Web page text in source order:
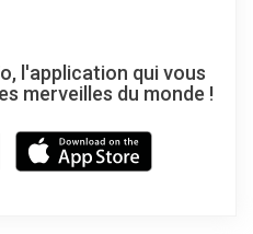
l'application qui vous
merveilles du monde !